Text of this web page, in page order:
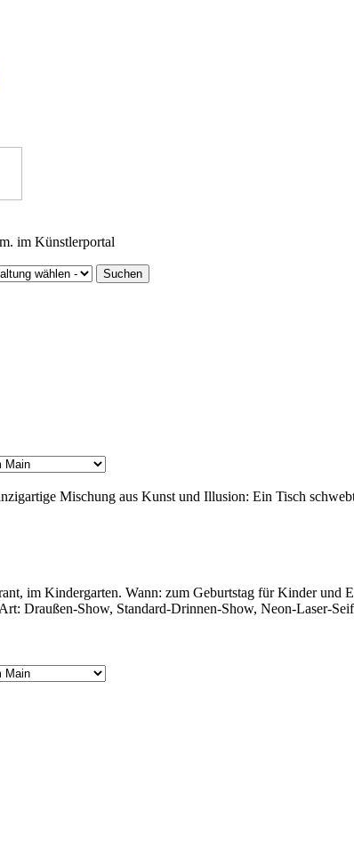
im Künstlerportal
Mischung aus Kunst und Illusion: Ein Tisch
im Kindergarten. Wann: zum Geburtstag für Kinder und
Draußen-Show, Standard-Drinnen-Show, Neon-Laser-